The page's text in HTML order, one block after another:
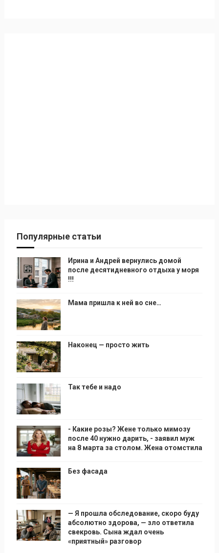
Популярные статьи
Ирина и Андрей вернулись домой
после десятидневного отдыха у моря
!!!
Мама пришла к ней во сне…
Наконец — просто жить
Так тебе и надо
- Какие розы? Жене только мимозу
после 40 нужно дарить, - заявил муж
на 8 марта за столом. Жена отомстила
Без фасада
— Я прошла обследование, скоро буду
абсолютно здорова, — зло ответила
свекровь. Сына ждал очень
«приятный» разговор